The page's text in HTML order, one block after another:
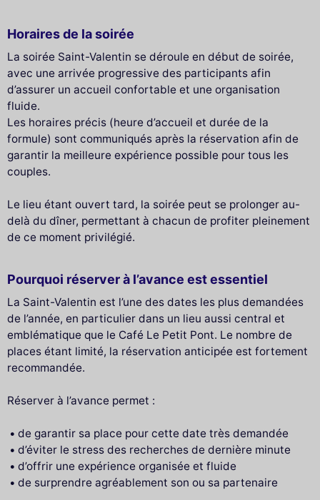
Horaires de la soirée
La soirée Saint-Valentin se déroule en début de soirée,
avec une arrivée progressive des participants afin
d’assurer un accueil confortable et une organisation
fluide.
Les horaires précis (heure d’accueil et durée de la
formule) sont communiqués après la réservation afin de
garantir la meilleure expérience possible pour tous les
couples.
Le lieu étant ouvert tard, la soirée peut se prolonger au-
delà du dîner, permettant à chacun de profiter pleinement
de ce moment privilégié.
Pourquoi réserver à l’avance est essentiel
La Saint-Valentin est l’une des dates les plus demandées
de l’année, en particulier dans un lieu aussi central et
emblématique que le Café Le Petit Pont. Le nombre de
places étant limité, la réservation anticipée est fortement
recommandée.
Réserver à l’avance permet :
de garantir sa place pour cette date très demandée
d’éviter le stress des recherches de dernière minute
d’offrir une expérience organisée et fluide
de surprendre agréablement son ou sa partenaire